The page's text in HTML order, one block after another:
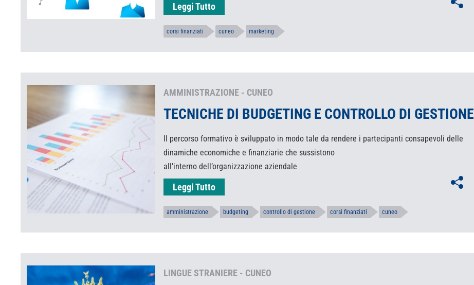
Leggi Tutto
corsi finanziati cuneo marketing
AMMINISTRAZIONE - CUNEO
TECNICHE DI BUDGETING E CONTROLLO DI GESTIONE
Il percorso formativo è sviluppato in modo tale da rendere i partecipanti consapevoli delle
dinamiche economiche e finanziarie che sussistono
all’interno dell’organizzazione aziendale
Leggi Tutto
amministrazione budgeting controllo di gestione corsi finanziati cuneo
LINGUE STRANIERE - CUNEO